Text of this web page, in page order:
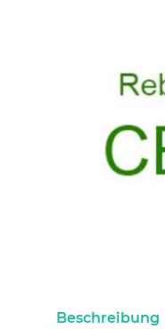
Beschreibung